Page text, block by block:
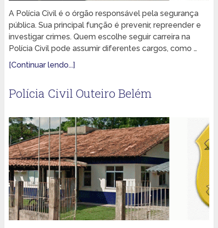
A Polícia Civil é o órgão responsável pela segurança
pública. Sua principal função é prevenir, repreender e
investigar crimes. Quem escolhe seguir carreira na
Polícia Civil pode assumir diferentes cargos, como …
[Continuar lendo...]
Polícia Civil Outeiro Belém